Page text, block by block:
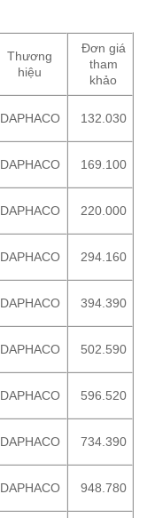
Thương
hiệu
Đơn giá
tham
khảo
DAPHACO 132.030
DAPHACO 169.100
DAPHACO 220.000
DAPHACO 294.160
DAPHACO 394.390
DAPHACO 502.590
DAPHACO 596.520
DAPHACO 734.390
DAPHACO 948.780